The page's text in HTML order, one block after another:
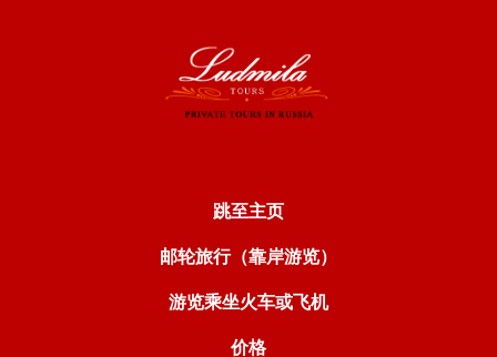
跳至主页
邮轮旅行（靠岸游览）
游览乘坐火车或飞机
价格